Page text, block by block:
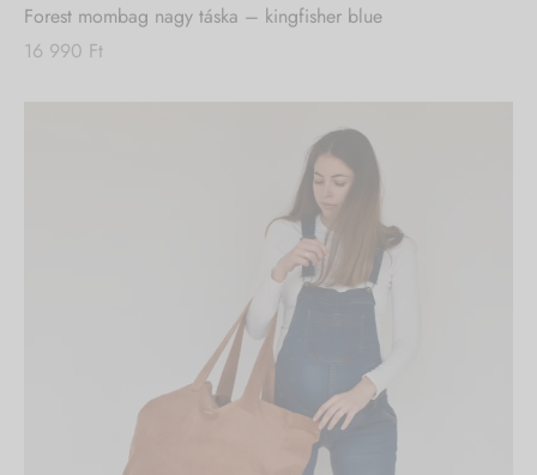
Forest mombag nagy táska – kingfisher blue
16 990 Ft